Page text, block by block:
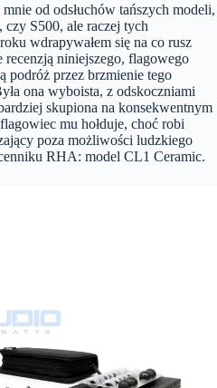
od odsłuchów tańszych modeli,
S500, ale raczej tych
wdrapywałem się na co rusz
recenzją niniejszego, flagowego
podróż przez brzmienie tego
ona wyboista, z odskoczniami
skupiona na konsekwentnym
mu hołduje, choć robi
poza możliwości ludzkiego
RHA: model CL1 Ceramic.